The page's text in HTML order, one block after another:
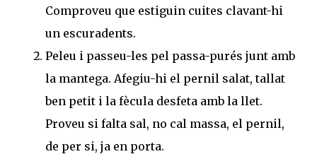
Comproveu que estiguin cuites clavant-hi
un escuradents.
Peleu i passeu-les pel passa-purés junt amb
la mantega. Afegiu-hi el pernil salat, tallat
ben petit i la fècula desfeta amb la llet.
Proveu si falta sal, no cal massa, el pernil,
de per si, ja en porta.